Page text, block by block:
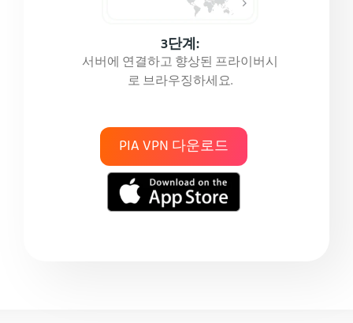
3단계:
서버에 연결하고 향상된 프라이버시
로 브라우징하세요.
PIA VPN 다운로드